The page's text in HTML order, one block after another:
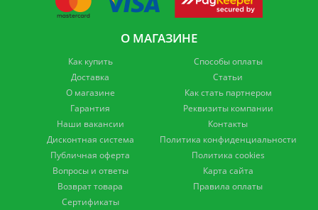
О МАГАЗИНЕ
Как купить
Доставка
О магазине
Гарантия
Наши вакансии
Дисконтная система
Публичная оферта
Вопросы и ответы
Возврат товара
Сертификаты
Способы оплаты
Статьи
Как стать партнером
Реквизиты компании
Контакты
Политика конфиденциальности
Политика cookies
Карта сайта
Правила оплаты